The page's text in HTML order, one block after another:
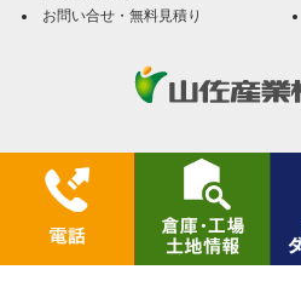
お問い合せ・無料見積り
Locosu倉庫（ローコス倉庫